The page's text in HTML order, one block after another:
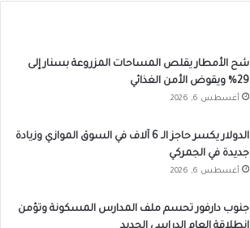
شح الأمطار يقلص المساحات المزروعة بسنار إلى
29% ويقوض الأمن الغذائي
أغسطس 6, 2026
الدولار يكسر حاجز الـ 6 آلاف في السوق الموازي وزيادة
جديدة في الجمركي
أغسطس 6, 2026
جنوب دارفور تحسم ملف المدارس المسكونة وتؤمن